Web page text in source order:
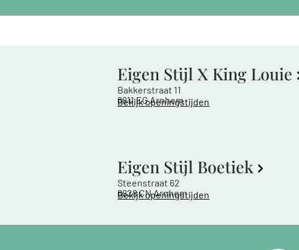
Eigen Stijl X King Louie
Bakkerstraat 11
6811 EG Arnhem
Bekijk openingstijden
Eigen Stijl Boetiek
Steenstraat 62
6828 CN Arnhem
Bekijk openingstijden